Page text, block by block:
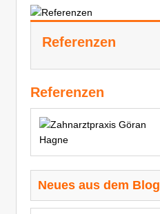
Referenzen
Referenzen
Neues aus dem Blog